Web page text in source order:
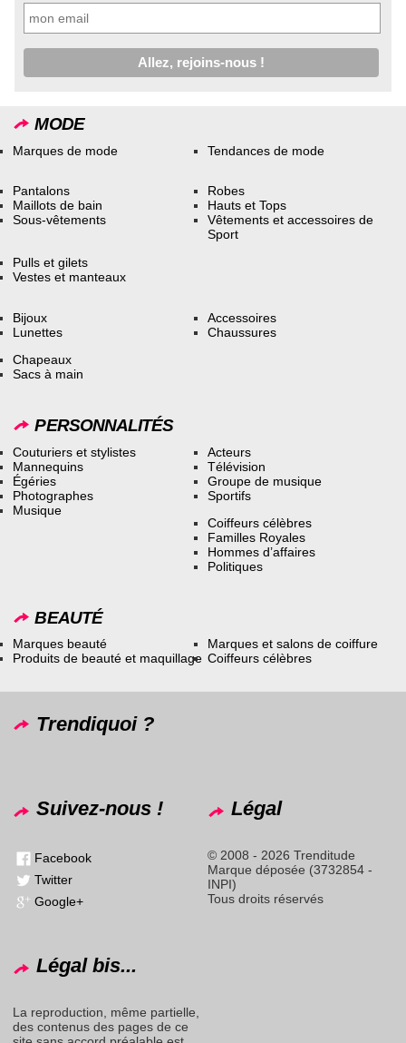
MODE
Marques de mode Tendances de mode
Pantalons
Maillots de bain
Sous-vêtements
Robes
Hauts et Tops
Vêtements et accessoires de
Sport
Pulls et gilets
Vestes et manteaux
Bijoux
Lunettes
Accessoires
Chaussures
Chapeaux
Sacs à main
PERSONNALITÉS
Couturiers et stylistes
Mannequins
Égéries
Photographes
Musique
Acteurs
Télévision
Groupe de musique
Sportifs
Coiffeurs célèbres
Familles Royales
Hommes d’affaires
Politiques
BEAUTÉ
Marques beauté
Produits de beauté et maquillage
Marques et salons de coiffure
Coiffeurs célèbres
Trendiquoi ?
Suivez-nous !
Facebook
Twitter
Google+
Légal
© 2008 - 2026 Trenditude
Marque déposée (3732854 -
INPI)
Tous droits réservés
Légal bis...
La reproduction, même partielle,
des contenus des pages de ce